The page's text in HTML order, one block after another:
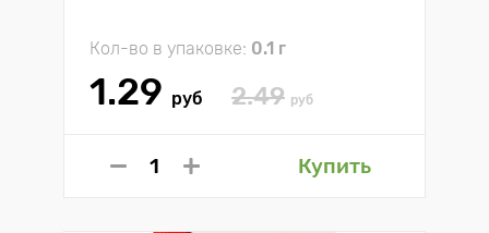
Кол-во в упаковке: 0.1 г
1.29 руб 2.49 руб
Купить